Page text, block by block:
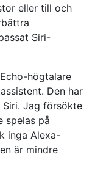
eller till och
Siri-
högtalare
Den har
Siri. Jag försökte
spelas på
inga Alexa-
är mindre